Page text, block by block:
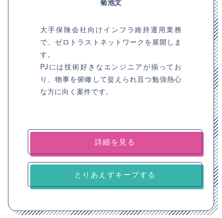
菊池文
大手保険会社向けインフラ維持運用業務
で、ゼロトラストネットワークを展開しま
す。
PJには技術好きなエンジニアが揃ってお
り、物事を俯瞰して捉えられ且つ勉強熱心
な方に向く案件です。
詳細を見る
とりあえずキープする